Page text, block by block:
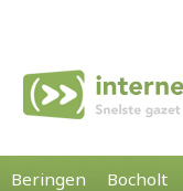
Beringen Bocholt